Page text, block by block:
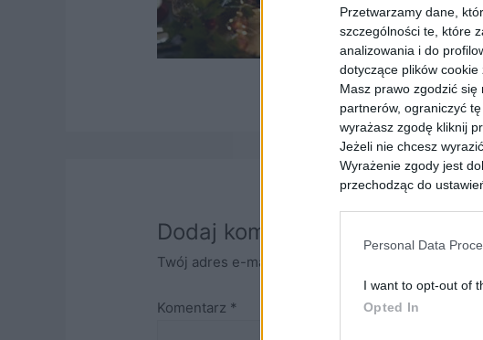
Przetwarzamy dane,
szczególności te, które
analizowania i do
dotyczące plików cookie
Masz prawo zgodzić
partnerów, ograniczyć
wyrażasz zgodę kliknij
Jeżeli nie chcesz
Wyrażenie zgody jest
przechodząc do
przetwarzania danych.
Personal Data
I want to opt-out of
Opted In
Dodaj komentarz
Twój adres e-mail nie zostanie opublikowany.
Komentarz *